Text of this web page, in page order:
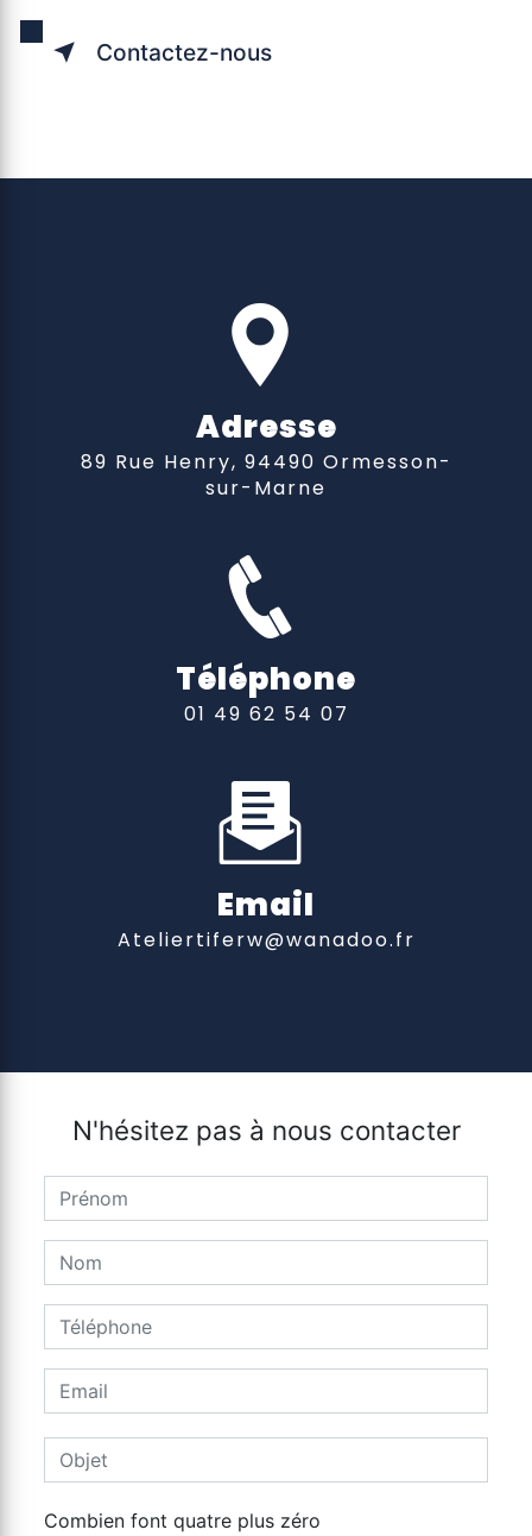
Contactez-nous
Adresse
89 Rue Henry, 94490 Ormesson-
sur-Marne
Téléphone
01 49 62 54 07
Email
ateliertiferw@wanadoo.fr
N'hésitez pas à nous contacter
Combien font quatre plus zéro